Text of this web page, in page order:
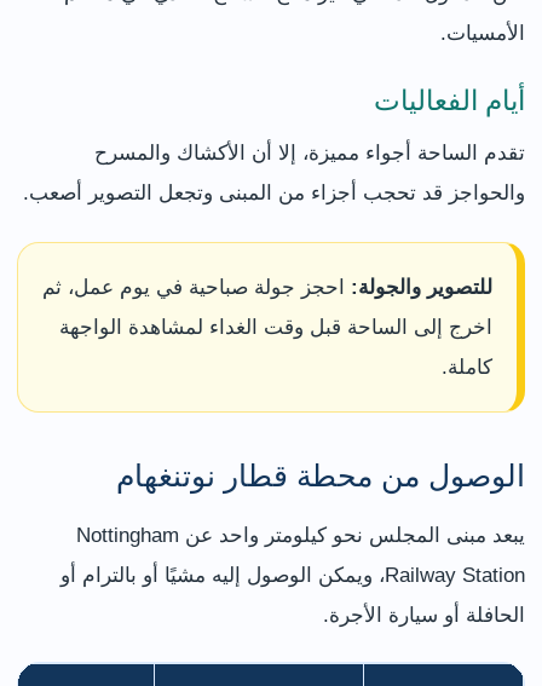
الأمسيات.
أيام الفعاليات
تقدم الساحة أجواء مميزة، إلا أن الأكشاك والمسرح
والحواجز قد تحجب أجزاء من المبنى وتجعل التصوير أصعب.
للتصوير والجولة: احجز جولة صباحية في يوم عمل، ثم
اخرج إلى الساحة قبل وقت الغداء لمشاهدة الواجهة
كاملة.
الوصول من محطة قطار نوتنغهام
يبعد مبنى المجلس نحو كيلومتر واحد عن Nottingham
Railway Station، ويمكن الوصول إليه مشيًا أو بالترام أو
الحافلة أو سيارة الأجرة.